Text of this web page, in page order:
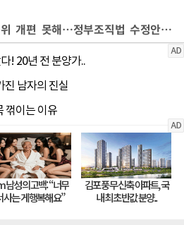
정청래 "野 반대로 금융위 개편 못해…정부조직법 수정안 제출"